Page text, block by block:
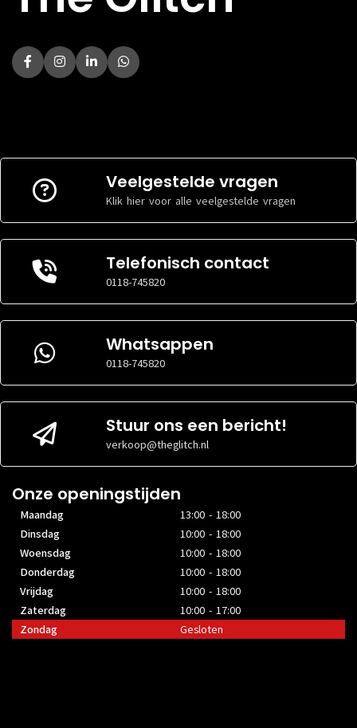
HEATSINK Nee
Veelgestelde vragen
Klik hier voor alle veelgestelde vragen
Telefonisch contact
0118-745820
Whatsappen
0118-745820
Stuur ons een bericht!
verkoop@theglitch.nl
Onze openingstijden
Maandag
13:00 - 18:00
Dinsdag
10:00 - 18:00
Woensdag
10:00 - 18:00
Donderdag
10:00 - 18:00
Vrijdag
10:00 - 18:00
Zaterdag
10:00 - 17:00
Zondag
Gesloten